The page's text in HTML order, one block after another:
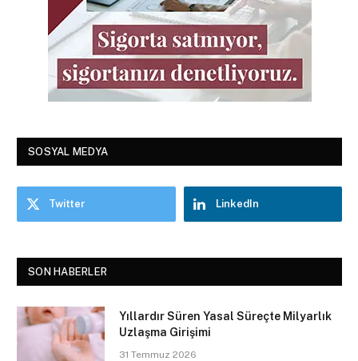
SOSYAL MEDYA
Twitter LinkedIn
SON HABERLER
Yıllardır Süren Yasal Süreçte Milyarlık
Uzlaşma Girişimi
31 Temmuz 2026